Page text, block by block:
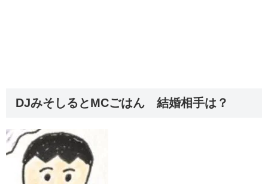
DJみそしるとMCごはん 結婚相手は？